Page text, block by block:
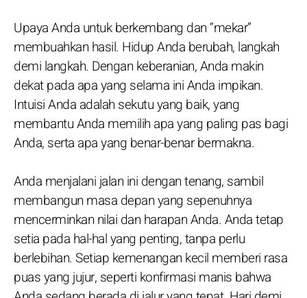
Upaya Anda untuk berkembang dan “mekar”
membuahkan hasil. Hidup Anda berubah, langkah
demi langkah. Dengan keberanian, Anda makin
dekat pada apa yang selama ini Anda impikan.
Intuisi Anda adalah sekutu yang baik, yang
membantu Anda memilih apa yang paling pas bagi
Anda, serta apa yang benar-benar bermakna.
Anda menjalani jalan ini dengan tenang, sambil
membangun masa depan yang sepenuhnya
mencerminkan nilai dan harapan Anda. Anda tetap
setia pada hal-hal yang penting, tanpa perlu
berlebihan. Setiap kemenangan kecil memberi rasa
puas yang jujur, seperti konfirmasi manis bahwa